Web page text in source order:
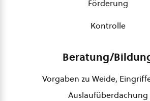
Förderung
Kontrolle
Beratung/
Vorgaben zu Weide,
Auslaufüberdachung